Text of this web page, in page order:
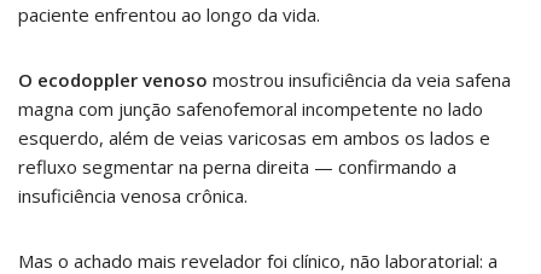
paciente enfrentou ao longo da vida.
O ecodoppler venoso mostrou insuficiência da veia safena
magna com junção safenofemoral incompetente no lado
esquerdo, além de veias varicosas em ambos os lados e
refluxo segmentar na perna direita — confirmando a
insuficiência venosa crônica.
Mas o achado mais revelador foi clínico, não laboratorial: a